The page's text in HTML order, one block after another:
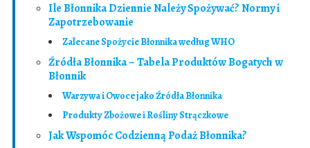
Ile Błonnika Dziennie Należy Spożywać? Normy i
Zapotrzebowanie
Zalecane Spożycie Błonnika według WHO
Źródła Błonnika – Tabela Produktów Bogatych w
Błonnik
Warzywa i Owoce jako Źródła Błonnika
Produkty Zbożowe i Rośliny Strączkowe
Jak Wspomóc Codzienną Podaż Błonnika?